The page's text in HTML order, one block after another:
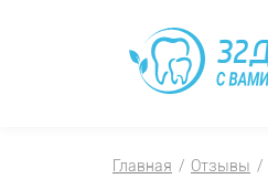
Главная Отзывы